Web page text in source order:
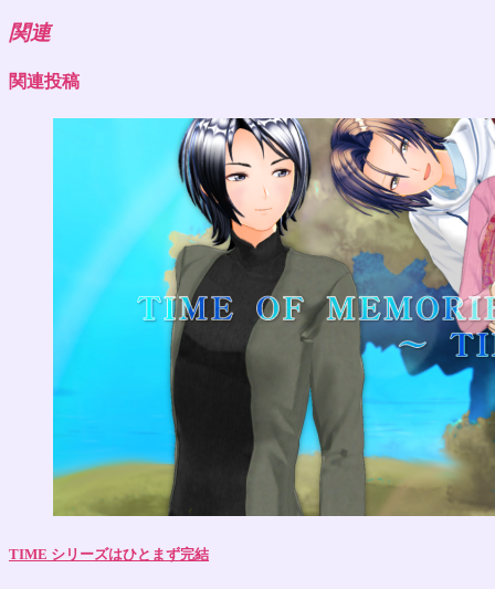
関連
関連投稿
TIME シリーズはひとまず完結